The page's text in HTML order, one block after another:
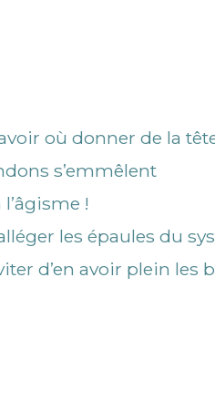
où donner de la
s’emmêlent
!
les épaules du
d’en avoir plein les